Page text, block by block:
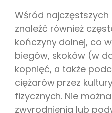
Wśród najczęstszych
znaleźć również
kończyny dolnej, co
biegów, skoków (w
kopnięć, a także
ciężarów przez
fizycznych. Nie
zwyrodnienia lub